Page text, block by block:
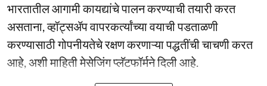
भारतातील आगामी कायद्यांचे पालन करण्याची तयारी करत
असताना, व्हॉट्सॲप वापरकर्त्यांच्या वयाची पडताळणी
करण्यासाठी गोपनीयतेचे रक्षण करणाऱ्या पद्धतींची चाचणी करत
आहे, अशी माहिती मेसेजिंग प्लॅटफॉर्मने दिली आहे.